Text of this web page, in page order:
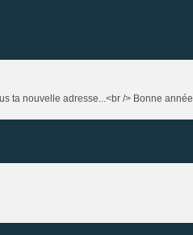
ta nouvelle adresse...<br /> Bonne année